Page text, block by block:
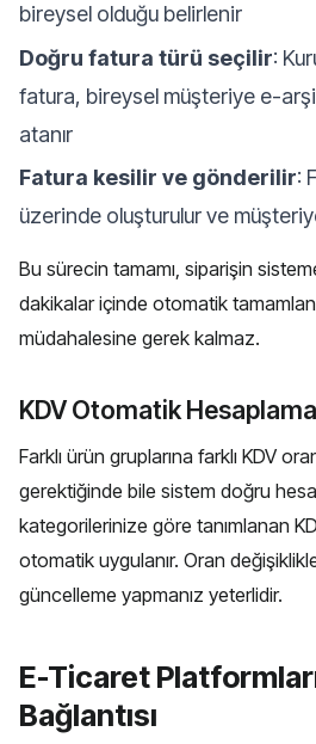
bireysel olduğu belirlenir
Doğru fatura türü seçilir:
fatura, bireysel müşteriye e-
atanır
Fatura kesilir ve gönderilir:
üzerinde oluşturulur ve
Bu sürecin tamamı, siparişin
dakikalar içinde otomatik
müdahalesine gerek kalmaz.
KDV Otomatik Hesaplama
Farklı ürün gruplarına farklı KDV
gerektiğinde bile sistem doğru
kategorilerinize göre tanımlanan
otomatik uygulanır. Oran
güncelleme yapmanız yeterlidir.
E-Ticaret
Bağlantısı